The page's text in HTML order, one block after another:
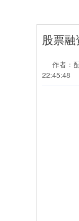
股票融
作者：
22:45:48